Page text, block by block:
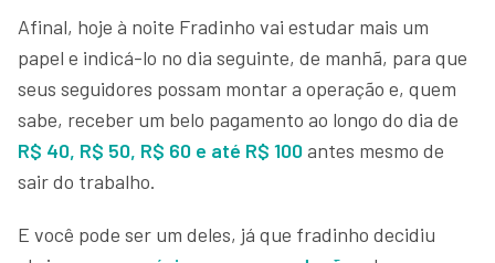
Afinal, hoje à noite Fradinho vai estudar mais um
papel e indicá-lo no dia seguinte, de manhã, para que
seus seguidores possam montar a operação e, quem
sabe, receber um belo pagamento ao longo do dia de
R$ 40, R$ 50, R$ 60 e até R$ 100antes mesmo de
sair do trabalho.
E você pode ser um deles, já que fradinho decidiu